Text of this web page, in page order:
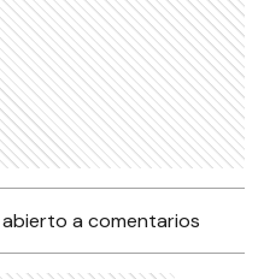
a comentarios